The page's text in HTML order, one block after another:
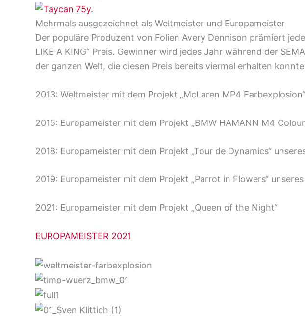
Mehrmals ausgezeichnet als Weltmeister und Europameister
Der populäre Produzent von Folien Avery Dennison prämiert
LIKE A KING“ Preis. Gewinner wird jedes Jahr während der
der ganzen Welt, die diesen Preis bereits viermal erhalten
2013: Weltmeister mit dem Projekt „McLaren MP4 Farbexplosion“
2015: Europameister mit dem Projekt „BMW HAMANN M4
2018: Europameister mit dem Projekt „Tour de Dynamics“
2019: Europameister mit dem Projekt „Parrot in Flowers“
2021: Europameister mit dem Projekt „Queen of the Night“
EUROPAMEISTER 2021